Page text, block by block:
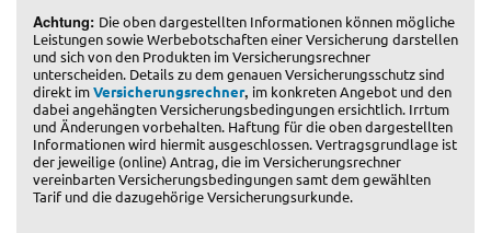
Achtung: Die oben dargestellten Informationen können mögliche
Leistungen sowie Werbebotschaften einer Versicherung darstellen
und sich von den Produkten im Versicherungsrechner
unterscheiden. Details zu dem genauen Versicherungsschutz sind
direkt imVersicherungsrechner, im konkreten Angebot und den
dabei angehängten Versicherungsbedingungen ersichtlich. Irrtum
und Änderungen vorbehalten. Haftung für die oben dargestellten
Informationen wird hiermit ausgeschlossen. Vertragsgrundlage ist
der jeweilige (online) Antrag, die im Versicherungsrechner
vereinbarten Versicherungsbedingungen samt dem gewählten
Tarif und die dazugehörige Versicherungsurkunde.